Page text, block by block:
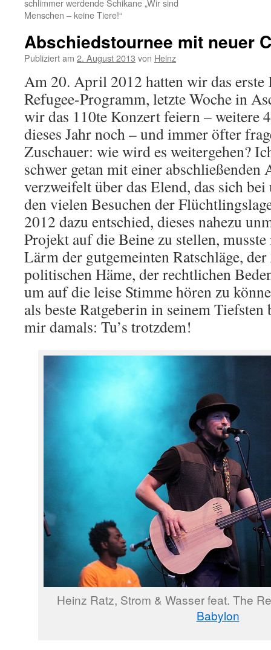
schlimmer werdende Schikane „Wir sind
Menschen – keine Tiere!“
Abschiedstournee mit neuer
Publiziert am 2. August 2013 von Heinz
Am 20. April 2012 hatten wir das erste
Refugee-Programm, letzte Woche in
wir das 110te Konzert feiern – weitere
dieses Jahr noch – und immer öfter
Zuschauer: wie wird es weitergehen?
schwer getan mit einer
verzweifelt über das Elend, das sich
den vielen Besuchen der
2012 dazu entschied, dieses nahezu
Projekt auf die Beine zu stellen,
Lärm der gutgemeinten Ratschläge,
politischen Häme, der rechtlichen
um auf die leise Stimme hören zu
als beste Ratgeberin in seinem Tiefsten
mir damals: Tu’s trotzdem!
Heinz Ratz, Strom & Wasser feat. The
Babylon